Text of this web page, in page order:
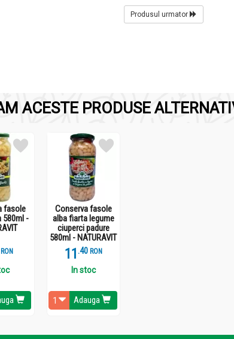
Produsul urmator
ACESTE PRODUSE
fasole
580ml -
RON
Conserva fasole
alba fiarta legume
ciuperci padure
580ml - NATURAVIT
11 .4 RON
In stoc
Adauga